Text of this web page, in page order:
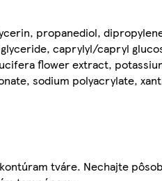
propanediol,
caprylyl/capryl
flower extract,
sodium polyacrylate,
tváre. Nechajte